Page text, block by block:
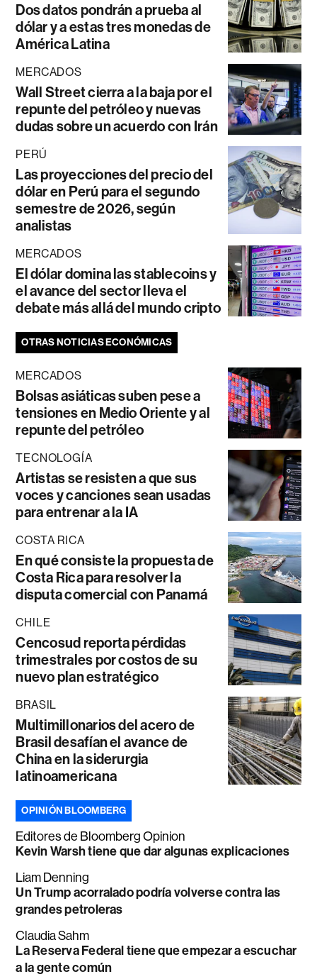
Dos datos pondrán a prueba al
dólar y a estas tres monedas de
América Latina
MERCADOS
Wall Street cierra a la baja por el
repunte del petróleo y nuevas
dudas sobre un acuerdo con Irán
PERÚ
Las proyecciones del precio del
dólar en Perú para el segundo
semestre de 2026, según
analistas
MERCADOS
El dólar domina las stablecoins y
el avance del sector lleva el
debate más allá del mundo cripto
OTRAS NOTICIAS ECONÓMICAS
MERCADOS
Bolsas asiáticas suben pese a
tensiones en Medio Oriente y al
repunte del petróleo
TECNOLOGÍA
Artistas se resisten a que sus
voces y canciones sean usadas
para entrenar a la IA
COSTA RICA
En qué consiste la propuesta de
Costa Rica para resolver la
disputa comercial con Panamá
CHILE
Cencosud reporta pérdidas
trimestrales por costos de su
nuevo plan estratégico
BRASIL
Multimillonarios del acero de
Brasil desafían el avance de
China en la siderurgia
latinoamericana
OPINIÓN BLOOMBERG
Editores de Bloomberg Opinion
Kevin Warsh tiene que dar algunas explicaciones
Liam Denning
Un Trump acorralado podría volverse contra las
grandes petroleras
Claudia Sahm
La Reserva Federal tiene que empezar a escuchar
a la gente común